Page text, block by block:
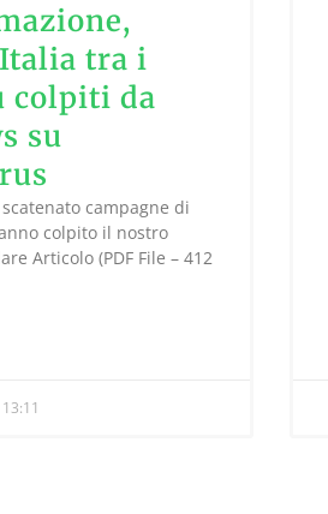
tra i
colpiti da
su
campagne di
colpito il nostro
Articolo (PDF File – 412
13:11